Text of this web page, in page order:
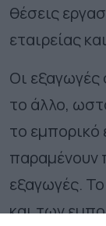
θέσεις
εταιρείας
Οι εξαγωγές
το άλλο,
το εμπορικό
παραμένουν
εξαγωγές.
και των